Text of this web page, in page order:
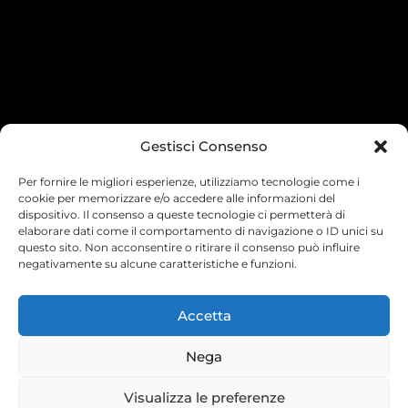
Gestisci Consenso
Per fornire le migliori esperienze, utilizziamo tecnologie come i
cookie per memorizzare e/o accedere alle informazioni del
dispositivo. Il consenso a queste tecnologie ci permetterà di
elaborare dati come il comportamento di navigazione o ID unici su
questo sito. Non acconsentire o ritirare il consenso può influire
negativamente su alcune caratteristiche e funzioni.
Accetta
Nega
Visualizza le preferenze